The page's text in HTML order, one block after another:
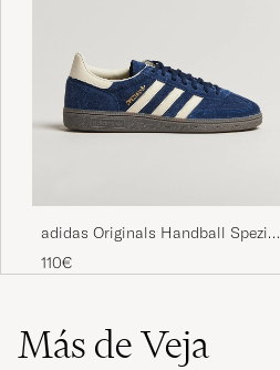
adidas Originals Handball Spezial
Sneaker Navy/White
110€
Más de Veja